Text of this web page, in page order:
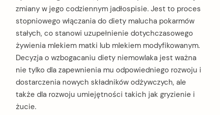
zmiany w jego codziennym jadłospisie. Jest to proces
stopniowego włączania do diety malucha pokarmów
stałych, co stanowi uzupełnienie dotychczasowego
żywienia mlekiem matki lub mlekiem modyfikowanym.
Decyzja o wzbogacaniu diety niemowlaka jest ważna
nie tylko dla zapewnienia mu odpowiedniego rozwoju i
dostarczenia nowych składników odżywczych, ale
także dla rozwoju umiejętności takich jak gryzienie i
żucie.